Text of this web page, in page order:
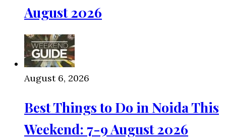
August 2026
August 6, 2026
Best Things to Do in Noida This
Weekend: 7-9 August 2026